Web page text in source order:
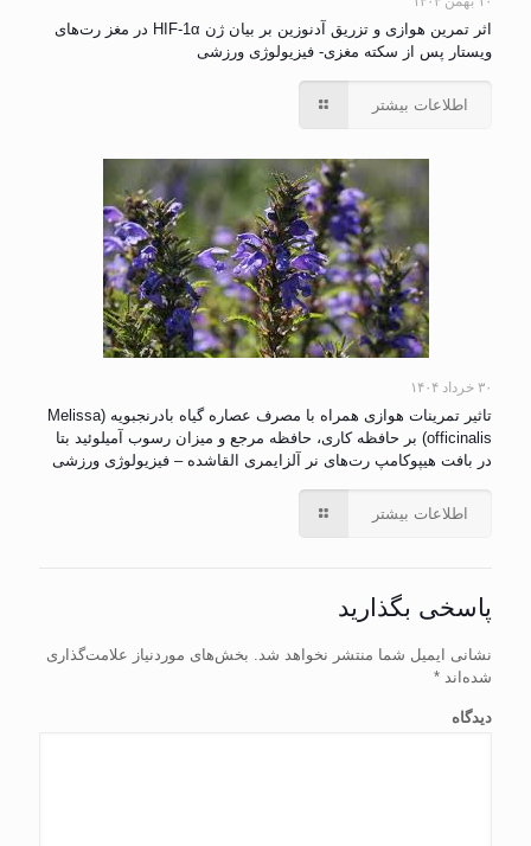
اثر تمرین هوازی و تزریق آدنوزین بر بیان ژن HIF-1α در مغز رت‌های
ویستار پس از سکته مغزی- فیزیولوژی ورزشی
اطلاعات بیشتر
۳۰ خرداد ۱۴۰۴
تاثیر تمرینات هوازی همراه با مصرف عصاره گیاه بادرنجبویه (Melissa
officinalis) بر حافظه کاری، حافظه مرجع و میزان رسوب آمیلوئید بتا
در بافت هیپوکامپ رت‌های نر آلزایمری القاشده – فیزیولوژی ورزشی
اطلاعات بیشتر
پاسخی بگذارید
نشانی ایمیل شما منتشر نخواهد شد. بخش‌های موردنیاز علامت‌گذاری
شده‌اند *
دیدگاه